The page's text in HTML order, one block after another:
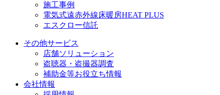
施工事例
電気式遠赤外線床暖房HEAT PLUS
エスクロー信託
その他サービス
店舗ソリューション
盗聴器・盗撮器調査
補助金等お役立ち情報
会社情報